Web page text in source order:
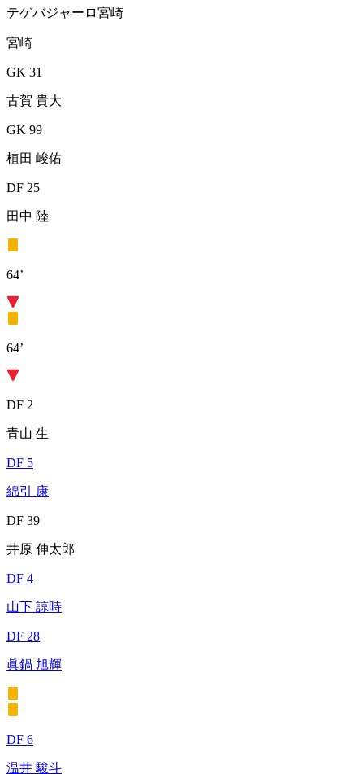
テゲバジャーロ宮崎
宮崎
GK 31
古賀 貴大
GK 99
植田 峻佑
DF 25
田中 陸
64’
64’
DF 2
青山 生
DF 5
綿引 康
DF 39
井原 伸太郎
DF 4
山下 諒時
DF 28
眞鍋 旭輝
DF 6
温井 駿斗